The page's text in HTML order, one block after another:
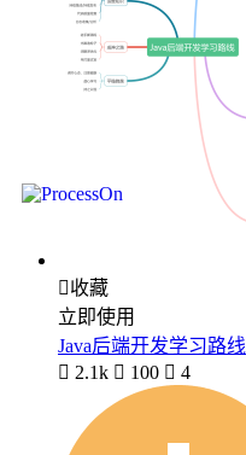
收藏
立即使用
Java后端开发学习路线
 2.1k  100  4